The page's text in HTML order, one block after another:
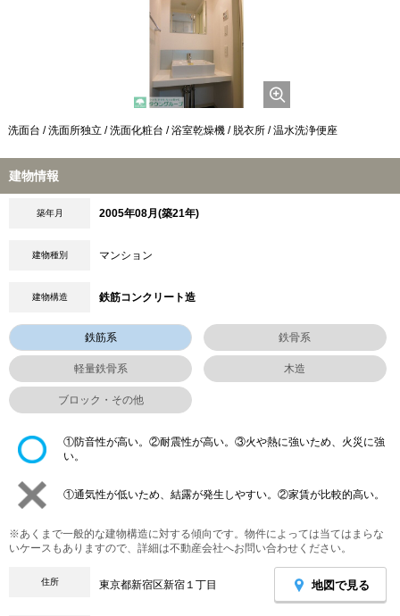
洗面台 / 洗面所独立 / 洗面化粧台 / 浴室乾燥機 / 脱衣所 / 温水洗浄便座
建物情報
築年月 2005年08月(築21年)
建物種別 マンション
建物構造 鉄筋コンクリート造
鉄筋系 鉄骨系
軽量鉄骨系 木造
ブロック・その他
①防音性が高い。②耐震性が高い。③火や熱に強いため、火災に強
い。
①通気性が低いため、結露が発生しやすい。②家賃が比較的高い。
※あくまで一般的な建物構造に対する傾向です。物件によっては当てはまらな
いケースもありますので、詳細は不動産会社へお問い合わせください。
住所 東京都新宿区新宿１丁目 地図で見る